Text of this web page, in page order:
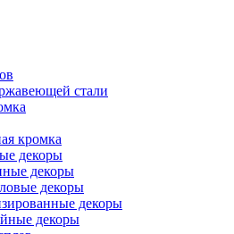
стали
кромка
декоры
декоры
декоры
декоры
декоры